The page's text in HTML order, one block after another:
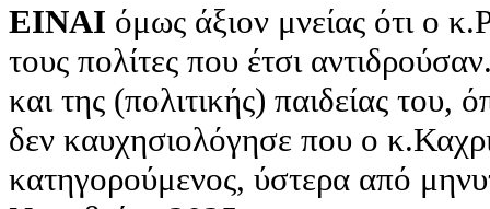
ΕΙΝΑΙ όμως άξιον μνείας ότι ο
τους πολίτες που έτσι
και της (πολιτικής) παιδείας του,
δεν καυχησιολόγησε που ο
κατηγορούμενος, ύστερα από